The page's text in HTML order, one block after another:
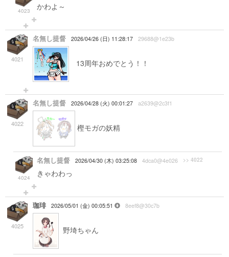
4023 かわよ～
4021
名無し提督 2026/04/26 (日) 11:28:17 29688@1e23b
13周年おめでとう！！
4022
名無し提督 2026/04/28 (火) 00:01:27 a2639@2c3f1
樫モガの妖精
4024
名無し提督 2026/04/30 (木) 03:25:08 4dca0@4e026 >> 4022
きゃわわっ
4025
珈琲 2026/05/01 (金) 00:05:51 8eef8@30c7b
野埼ちゃん